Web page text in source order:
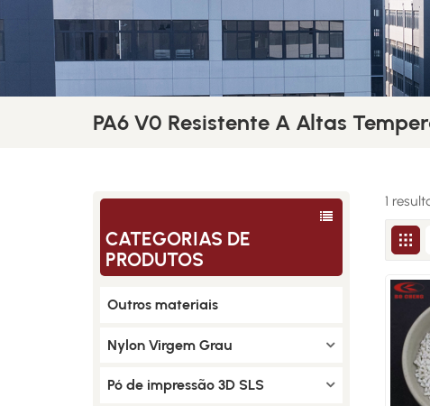
PA6 V0 Resistente A Altas
CATEGORIAS DE
PRODUTOS
Outros materiais
Nylon Virgem Grau
Pó de impressão 3D SLS
1